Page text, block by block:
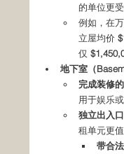
的单位更受
例如，在
立屋均价
仅
地下室（
完成装修
用于娱乐
独立出入
租单元更
带合